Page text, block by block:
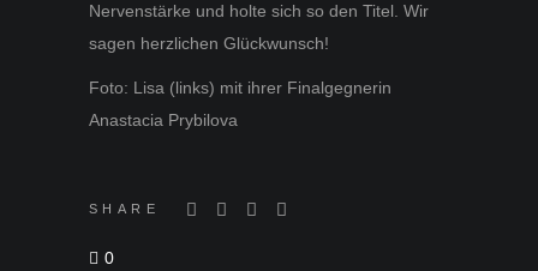
Nervenstärke und holte sich so den Titel. Wir
sagen herzlichen Glückwunsch!
Foto: Lisa (links) mit ihrer Finalgegnerin
Anastacia Prybilova
SHARE
0